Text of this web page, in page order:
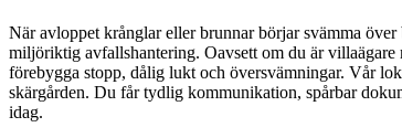
När avloppet krånglar eller brunnar börjar svämma
miljöriktig avfallshantering. Oavsett om du är
förebygga stopp, dålig lukt och översvämningar. Vår
skärgården. Du får tydlig kommunikation, spårbar
idag.